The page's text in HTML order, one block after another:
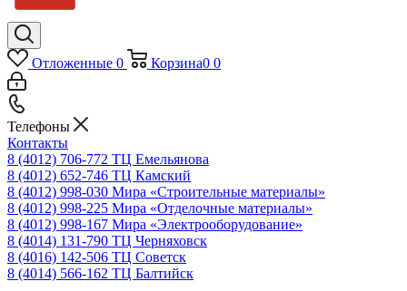
Отложенные 0 Корзина0 0
Телефоны
Контакты
8 (4012) 706-772 ТЦ Емельянова
8 (4012) 652-746 ТЦ Камский
8 (4012) 998-030 Мира «Строительные материалы»
8 (4012) 998-225 Мира «Отделочные материалы»
8 (4012) 998-167 Мира «Электрооборудование»
8 (4014) 131-790 ТЦ Черняховск
8 (4016) 142-506 ТЦ Советск
8 (4014) 566-162 ТЦ Балтийск